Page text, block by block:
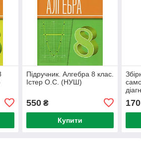
Підручник. Алгебра 8 клас.
Істер О.С. (НУШ)
550₴
Купити
О.С.
170